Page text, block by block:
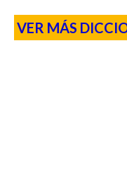
VER MÁS